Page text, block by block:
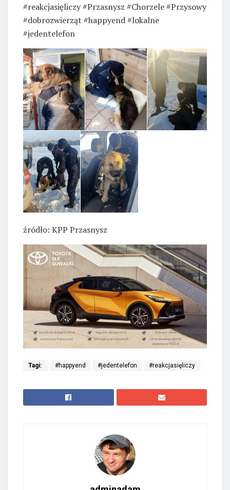
#reakcjasięliczy #Przasnysz #Chorzele #Przysowy
#dobrozwierząt #happyend #lokalne
#jedentelefon
źródło: KPP Przasnysz
Tagi: #happyend #jedentelefon #reakcjasięliczy